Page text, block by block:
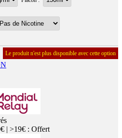
Le produit n'est plus disponible avec cette option
| >19€ : Offert